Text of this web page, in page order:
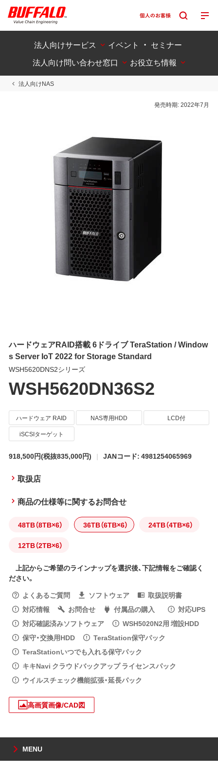
法人向けサービス
イベント ・ セミナー
法人向け問い合わせ窓口
お役立ち情報
法人向けNAS
発売時期:2022年7月
ハードウェアRAID搭載 6ドライブ TeraStation / Window
s Server IoT 2022 for Storage Standard
WSH5620DNS2シリーズ
WSH5620DN36S2
ハードウェア RAID NAS専用HDD
LCD付
iSCSIターゲット
918,500円(税抜835,000円) JANコード: 4981254065969
取扱店
商品の仕様等に関するお問合せ
48TB（8TB×6） 36TB（6TB×6） 24TB（4TB×6）
12TB（2TB×6）
上記からご希望のラインナップを選択後、下記情報をご確認く
ださい。
よくあるご質問
ソフトウェア
取扱説明書
対応情報
お問合せ 付属品の購入
対応UPS
対応確認済みソフトウェア
WSH5020N2用 増設HDD
保守・交換用HDD
TeraStation保守パック
TeraStationいつでも入れる保守パック
キキNavi クラウドバックアップ ライセンスパック
ウイルスチェック機能拡張・延長パック
高画質画像/CAD図
MENU